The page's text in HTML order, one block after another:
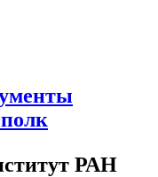
РАН